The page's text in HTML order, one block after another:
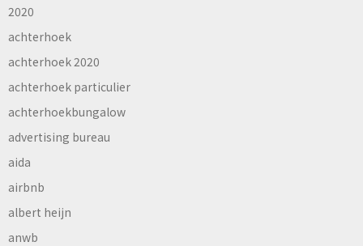
2020
achterhoek
achterhoek 2020
achterhoek particulier
achterhoekbungalow
advertising bureau
aida
airbnb
albert heijn
anwb